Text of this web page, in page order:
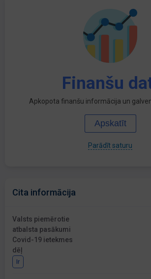
Finanšu
Apkopota finanšu informācija un
Apskatīt
Parādīt saturu
Cita informācija
Valsts piemērotie
atbalsta pasākumi
Covid-19 ietekmes
dēļ
Ir